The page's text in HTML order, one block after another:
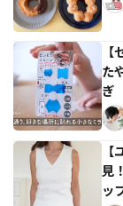
た
ぎ
見
ッ